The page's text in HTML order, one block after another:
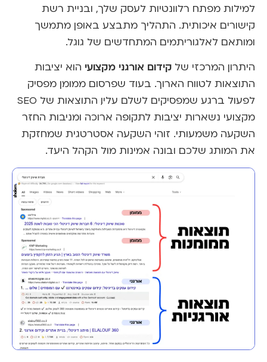
למילות מפתח רלוונטיות לעסק שלך, ובניית רשת
קישורים איכותית. התהליך מתבצע באופן מתמשך
ומותאם לאלגוריתמים המתחדשים של גוגל.
היתרון המרכזי של קידום אורגני מקצועי הוא יציבות
התוצאות לטווח הארוך. בעוד שפרסום ממומן מפסיק
לפעול ברגע שמפסיקים לשלם עליו, התוצאות של SEO
מקצועי נשארות יציבות לתקופה ארוכה ומניבות החזר
השקעה משמעותי. זוהי השקעה אסטרטגית שמחזקת
את המותג שלכם ובונה אמינות מול הקהל היעד.